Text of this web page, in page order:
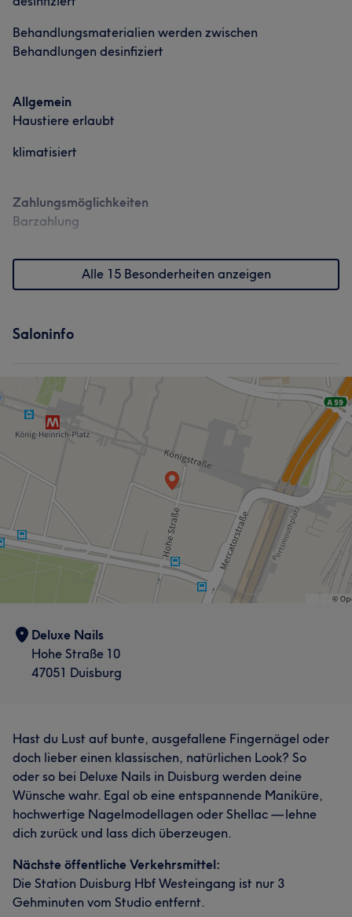
Behandlungsmaterialien werden zwischen
Behandlungen desinfiziert
Allgemein
Haustiere erlaubt
klimatisiert
Zahlungsmöglichkeiten
Barzahlung
Alle 15 Besonderheiten anzeigen
Saloninfo
Deluxe Nails
Hohe Straße 10
47051 Duisburg
Hast du Lust auf bunte, ausgefallene Fingernägel oder
doch lieber einen klassischen, natürlichen Look? So
oder so bei Deluxe Nails in Duisburg werden deine
Wünsche wahr. Egal ob eine entspannende Maniküre,
hochwertige Nagelmodellagen oder Shellac — lehne
dich zurück und lass dich überzeugen.
Nächste öffentliche Verkehrsmittel:
Die Station Duisburg Hbf Westeingang ist nur 3
Gehminuten vom Studio entfernt.